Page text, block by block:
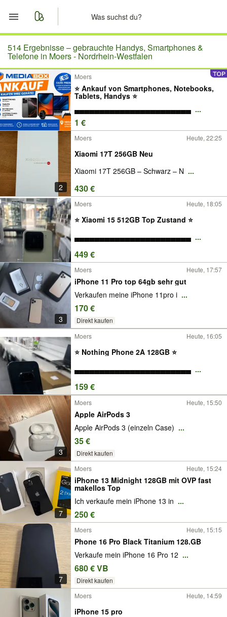
Start
Merkliste
Nachrichten
Anzeige aufgeben
514 Ergebnisse –gebrauchte Handys, Smartphones &
Telefone in Moers - Nordrhein-Westfalen
Moers
⭐️ Ankauf von Smartphones, Notebooks,
Tablets, Handys ⭐️
▄▄▄▄▄▄▄▄▄▄▄▄▄▄▄▄▄▄▄▄▄▄▄ ...
1 €
2
Moers Heute, 22:25
Xiaomi 17T 256GB Neu
Xiaomi 17T 256GB – Schwarz – N ...
430 €
Moers Heute, 18:05
⭐️ Xiaomi 15 512GB Top Zustand ⭐️
▄▄▄▄▄▄▄▄▄▄▄▄▄▄▄▄▄▄▄▄▄▄▄ ...
449 €
3
Moers Heute, 17:57
iPhone 11 Pro top 64gb sehr gut
Verkaufen meine iPhone 11pro i ...
170 €
Direkt kaufen
Moers
Heute, 16:05
⭐️ Nothing Phone 2A 128GB ⭐️
▄▄▄▄▄▄▄▄▄▄▄▄▄▄▄▄▄▄▄▄▄▄▄ ...
159 €
3
Moers Heute, 15:50
Apple AirPods 3
Apple AirPods 3 (einzeln Case) ...
35 €
Direkt kaufen
7
Moers Heute, 15:24
iPhone 13 Midnight 128GB mit OVP fast
makellos Top
Ich verkaufe mein iPhone 13 in ...
250 €
7
Moers Heute, 15:15
Phone 16 Pro Black Titanium 128.GB
Verkaufe mein iPhone 16 Pro 12 ...
680 € VB
Direkt kaufen
Moers Heute, 14:59
iPhone 15 pro